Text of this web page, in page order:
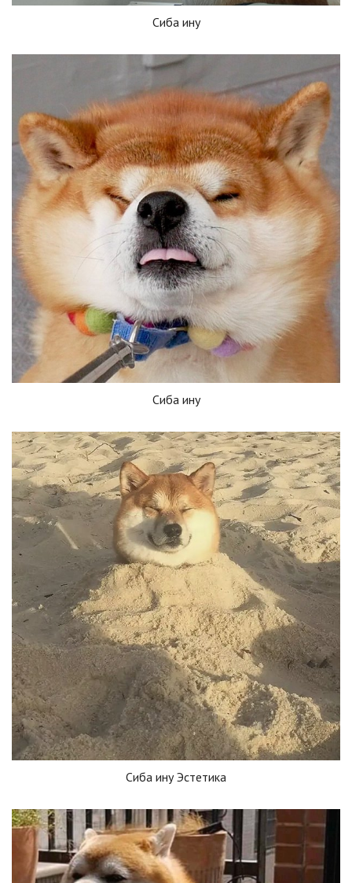
Сиба ину
Сиба ину
Сиба ину Эстетика